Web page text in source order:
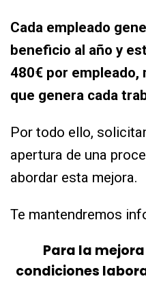
Cada empleado
beneficio al año y
480€ por empleado,
que genera cada
Por todo ello,
apertura de una
abordar esta mejora.
Te mantendremos
Para la
condiciones